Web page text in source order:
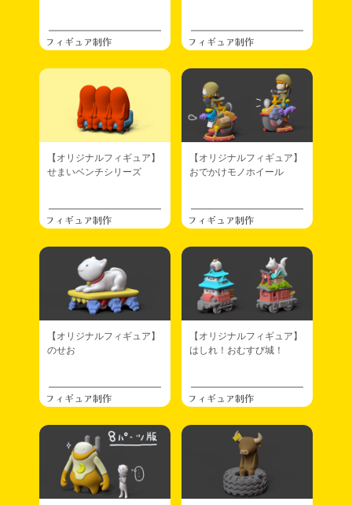
フィギュア制作 フィギュア制作
【オリジナルフィギュア】
せまいベンチシリーズ
フィギュア制作
【オリジナルフィギュア】
おでかけモノホイール
フィギュア制作
【オリジナルフィギュア】
のせお
フィギュア制作
【オリジナルフィギュア】
はしれ！おむすび城！
フィギュア制作